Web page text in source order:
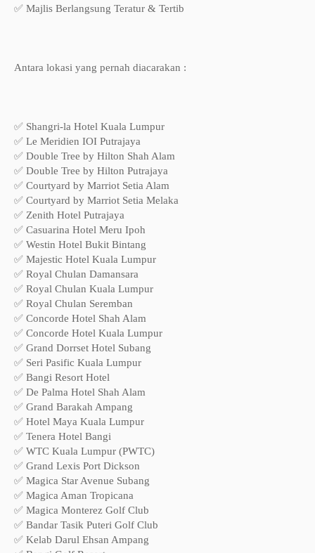
✅ Majlis Berlangsung Teratur & Tertib
Antara lokasi yang pernah diacarakan :
✅ Shangri-la Hotel Kuala Lumpur
✅ Le Meridien IOI Putrajaya
✅ Double Tree by Hilton Shah Alam
✅ Double Tree by Hilton Putrajaya
✅ Courtyard by Marriot Setia Alam
✅ Courtyard by Marriot Setia Melaka
✅ Zenith Hotel Putrajaya
✅ Casuarina Hotel Meru Ipoh
✅ Westin Hotel Bukit Bintang
✅ Majestic Hotel Kuala Lumpur
✅ Royal Chulan Damansara
✅ Royal Chulan Kuala Lumpur
✅ Royal Chulan Seremban
✅ Concorde Hotel Shah Alam
✅ Concorde Hotel Kuala Lumpur
✅ Grand Dorrset Hotel Subang
✅ Seri Pasific Kuala Lumpur
✅ Bangi Resort Hotel
✅ De Palma Hotel Shah Alam
✅ Grand Barakah Ampang
✅ Hotel Maya Kuala Lumpur
✅ Tenera Hotel Bangi
✅ WTC Kuala Lumpur (PWTC)
✅ Grand Lexis Port Dickson
✅ Magica Star Avenue Subang
✅ Magica Aman Tropicana
✅ Magica Monterez Golf Club
✅ Bandar Tasik Puteri Golf Club
✅ Kelab Darul Ehsan Ampang